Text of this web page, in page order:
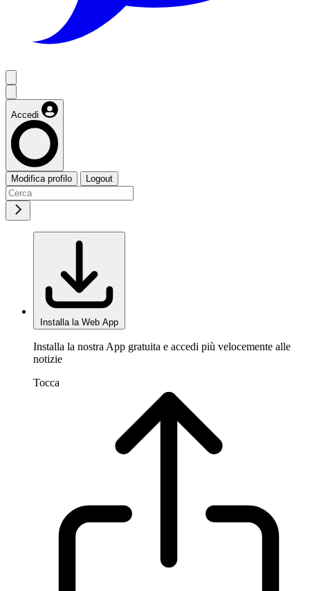
Accedi
Modifica profilo Logout
Installa la Web App
Installa la nostra App gratuita e accedi più velocemente alle
notizie
Tocca